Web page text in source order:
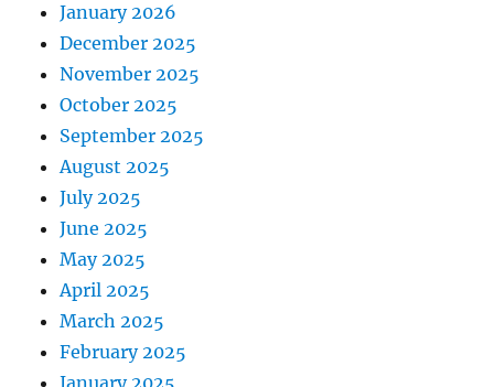
January 2026
December 2025
November 2025
October 2025
September 2025
August 2025
July 2025
June 2025
May 2025
April 2025
March 2025
February 2025